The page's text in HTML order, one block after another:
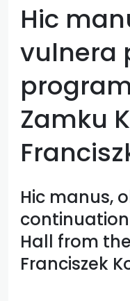
Hic
vulnera
Zamku
Hic manus,
Hall from
Franciszek